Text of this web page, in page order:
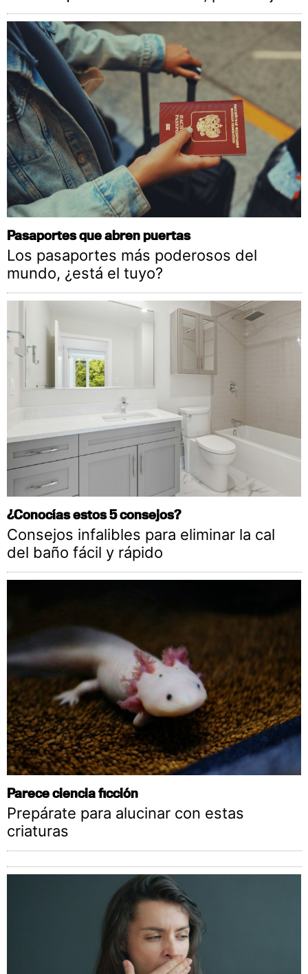
Pasaportes que abren puertas
Los pasaportes más poderosos del
mundo, ¿está el tuyo?
¿Conocías estos 5 consejos?
Consejos infalibles para eliminar la cal
del baño fácil y rápido
Parece ciencia ficción
Prepárate para alucinar con estas
criaturas